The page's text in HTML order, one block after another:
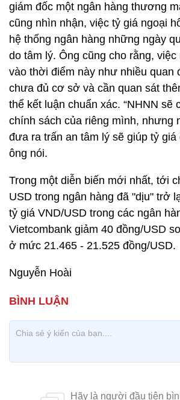
giám đốc một ngân hàng thương
cũng nhìn nhận, việc tỷ giá ngoại
hệ thống ngân hàng những ngày
do tâm lý. Ông cũng cho rằng,
vào thời điểm này như nhiều quan
chưa đủ cơ sở và cần quan sát
thể kết luận chuẩn xác. “NHNN sẽ
chính sách của riêng mình, nhưng
đưa ra trấn an tâm lý sẽ giúp tỷ giá
ông nói.
Trong một diễn biến mới nhất, tới
USD trong ngân hàng đã "dịu" trở
tỷ giá VND/USD trong các ngân
Vietcombank giảm 40 đồng/USD
ở mức 21.465 - 21.525 đồng/USD.
Nguyễn Hoài